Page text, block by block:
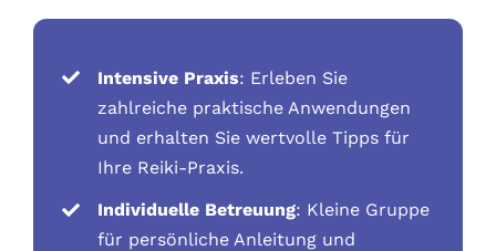
Intensive Praxis: Erleben Sie
zahlreiche praktische Anwendungen
und erhalten Sie wertvolle Tipps für
Ihre Reiki-Praxis.
Individuelle Betreuung: Kleine Gruppe
für persönliche Anleitung und